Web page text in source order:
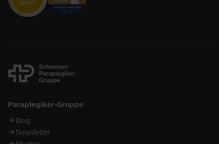
Links
Paraplegiker-Gruppe
Blog
Newsletter